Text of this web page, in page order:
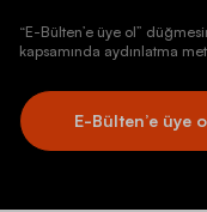
“E-Bülten’e üye ol”
kapsamında aydınlatma
E-Bülten’e üye